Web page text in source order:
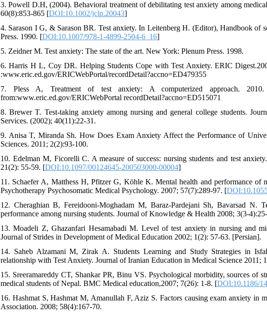
3. Powell D.H, (2004). Behavioral treatment of debilitating test anxiety among
60(8):853-865 [DOI:10.1002/jclp.20043]
4. Sarason I G, & Sarason BR. Test anxiety. In Leitenberg H. (Editor), Handbook of
Press. 1990. [DOI:10.1007/978-1-4899-2504-6_16]
5. Zeidner M. Test anxiety: The state of the art. New York: Plenum Press. 1998.
6. Harris H L, Coy DR. Helping Students Cope with Test Anxiety. ERIC
:www.eric.ed.gov/ERICWebPortal/recordDetail?accno=ED479355
7. Pless A, Treatment of test anxiety: A computerized approach.
from:www.eric.ed.gov/ERICWebPortal recordDetail?accno=ED515071
8. Brewer T. Test-taking anxiety among nursing and general college students.
Services. (2002); 40(11):22-31.
9. Anisa T, Miranda Sh. How Does Exam Anxiety Affect the Performance of
Sciences. 2011; 2(2):93-100.
10. Edelman M, Ficorelli C. A measure of success: nursing students and test
21(2): 55-59. [DOI:10.1097/00124645-200503000-00004]
11. Schaefer A, Matthess H, Pfitzer G, Köhle K. Mental health and performance of
Psychotherapy Psychosomatic Medical Psychology. 2007; 57(7):289-97. [
12. Cheraghian B, Fereidooni-Moghadam M, Baraz-Pardejani Sh, Bavarsad N.
performance among nursing students. Journal of Knowledge & Health 2008; 3(3-
13. Moadeli Z, Ghazanfari Hesamabadi M. Level of test anxiety in nursing and
Journal of Strides in Development of Medical Education 2002; 1(2): 57-63. [Persian].
14. Saheb Alzamani M, Zirak A. Students Learning and Study Strategies in
relationship with Test Anxiety. Journal of Iranian Education in Medical Science 2011;
15. Sreeramareddy CT, Shankar PR, Binu VS. Psychological morbidity, sources of
medical students of Nepal. BMC Medical education,2007; 7(26): 1-8. [DOI:10.1186/
16. Hashmat S, Hashmat M, Amanullah F, Aziz S. Factors causing exam anxiety in
Association. 2008; 58(4):167-70.